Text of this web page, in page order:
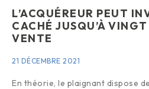
L’ACQUÉREUR PEUT
CACHÉ JUSQU’À
VENTE
21 DÉCEMBRE 2021
En théorie, le plaignant dispose